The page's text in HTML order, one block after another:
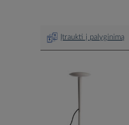
Įtraukti į palyginimą